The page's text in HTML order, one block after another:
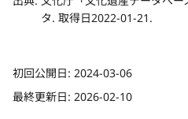
タ. 取得日2022-01-21.
初回公開日: 2024-03-06
最終更新日: 2026-02-10